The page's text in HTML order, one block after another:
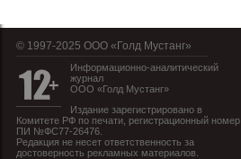
© 1997-2025 OOO «Голд Мустанг»
Информационно-аналитический
журнал
ООО «Голд Мустанг»
Издание зарегистрировано в
Комитете РФ по печати, регистрационный номер
ПИ №ФС77-26476.
Редакция не несет ответственность за
достоверность рекламных материалов.